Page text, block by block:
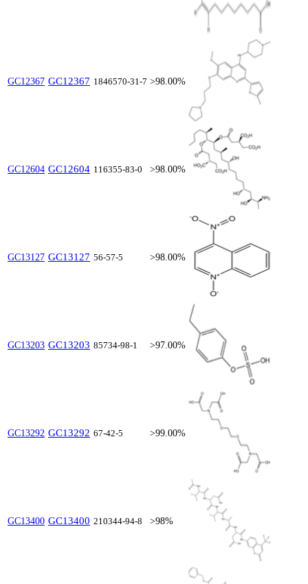
GC12367 GC12367 1846570-31-7 >98.00%
GC12604 GC12604 116355-83-0 >98.00%
GC13127 GC13127 56-57-5 >98.00%
GC13203 GC13203 85734-98-1 >97.00%
GC13292 GC13292 67-42-5 >99.00%
GC13400 GC13400 210344-94-8 >98%